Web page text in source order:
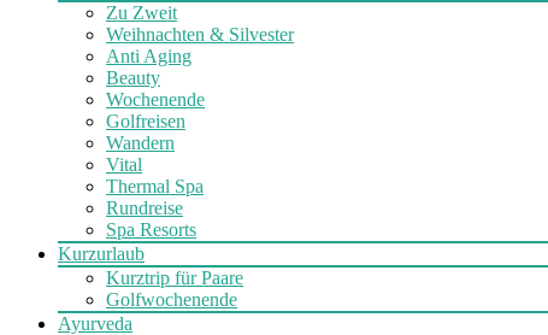
Zu Zweit
Weihnachten & Silvester
Anti Aging
Beauty
Wochenende
Golfreisen
Wandern
Vital
Thermal Spa
Rundreise
Spa Resorts
Kurzurlaub
Kurztrip für Paare
Golfwochenende
Ayurveda